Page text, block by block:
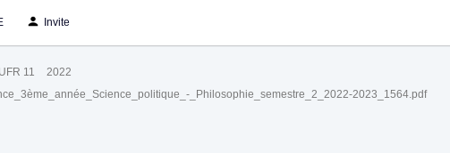
Invite
UFR 11 2022
_Philosophie_semestre_2_2022-2023_1564.pdf